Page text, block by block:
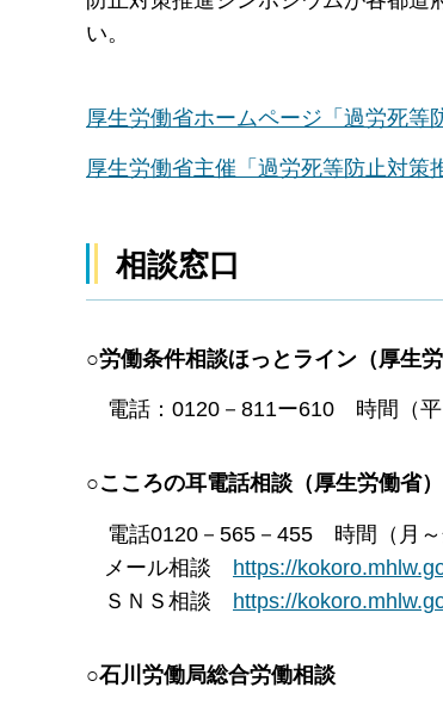
い。
厚生労働省ホームページ「過労死等
厚生労働省主催「過労死等防止対策
相談窓口
○労働条件相談ほっとライン（厚生労
電話：0120－811ー610 時間（
○こころの耳電話相談（厚生労働省）
電話0120－565－455 時間（月～
メール相談 https://
ＳＮＳ相談 https://
○石川労働局総合労働相談